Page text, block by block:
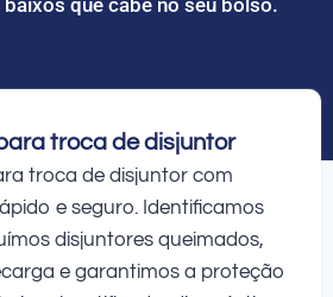
troca de disjuntor
troca de disjuntor com
e seguro. Identificamos
disjuntores queimados,
e garantimos a proteção